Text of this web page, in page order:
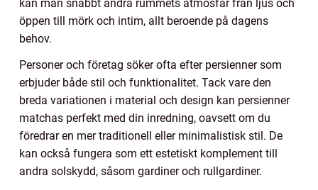
kan man snabbt ändra rummets atmosfär från ljus och
öppen till mörk och intim, allt beroende på dagens
behov.
Personer och företag söker ofta efter persienner som
erbjuder både stil och funktionalitet. Tack vare den
breda variationen i material och design kan persienner
matchas perfekt med din inredning, oavsett om du
föredrar en mer traditionell eller minimalistisk stil. De
kan också fungera som ett estetiskt komplement till
andra solskydd, såsom gardiner och rullgardiner.